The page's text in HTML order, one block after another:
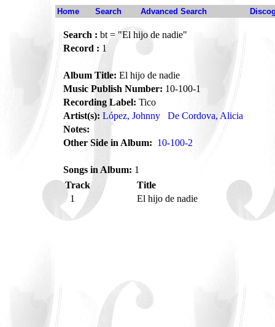
Home Search Advanced Search
Search : bt = "El hijo de nadie"
Record : 1
Album Title: El hijo de nadie
Music Publish Number: 10-100-1
Recording Label: Tico
Artist(s): López, Johnny
De Cordova, Alicia
Notes:
Other Side in Album: 10-100-2
Songs in Album: 1
Track
Title
1
El hijo de nadie